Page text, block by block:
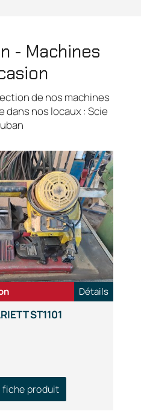
- Machines
de nos machines
dans nos locaux : Scie
ST1101
fiche produit
Détails